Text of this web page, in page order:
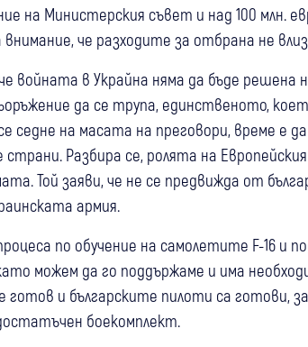
на Министерския съвет и над 100 млн.
че разходите за отбрана не
войната в Украйна няма да бъде
да се трупа, единственото,
седне на масата на преговори, време е
Разбира се, ролята на
Той заяви, че не се предвижда от
армия.
по обучение на самолетите F-16 и
можем да го поддържаме и има
и българските пилоти са готови,
боекомплект.